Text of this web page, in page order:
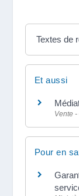
Textes de
Et aussi
Vente
Pour en